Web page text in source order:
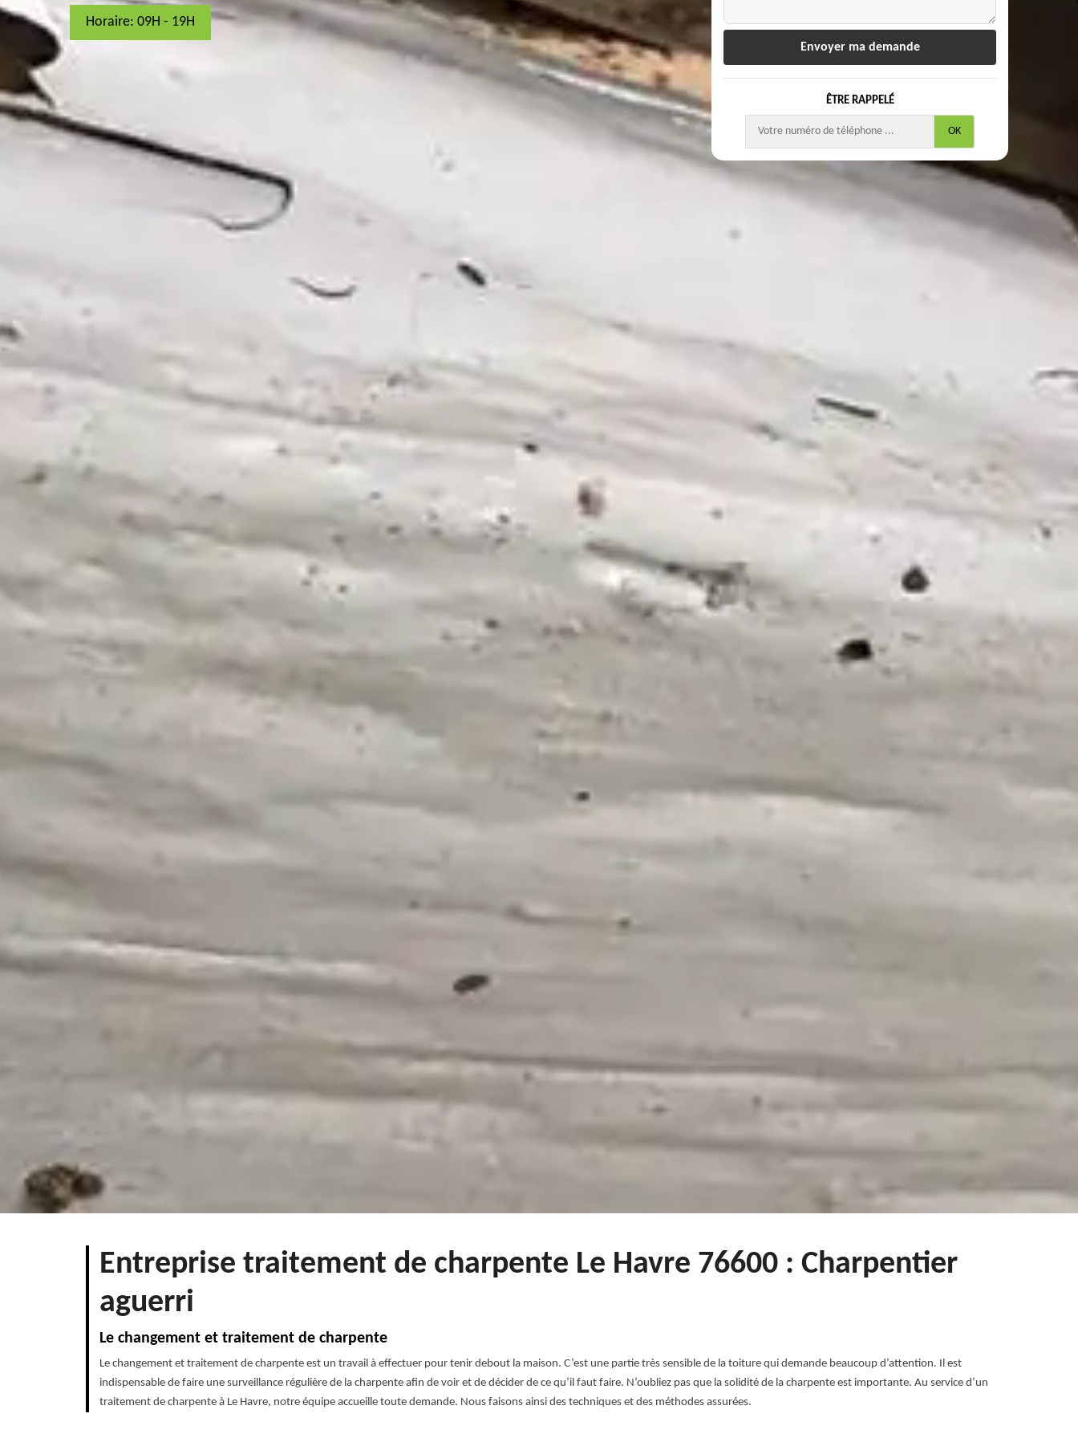
Horaire: 09H - 19H
ÊTRE RAPPELÉ
Entreprise traitement de charpente Le Havre 76600 : Charpentier
aguerri
Le changement et traitement de charpente
Le changement et traitement de charpente est un travail à effectuer pour tenir debout la maison. C’est une partie très sensible de la toiture qui demande beaucoup d’attention. Il est
indispensable de faire une surveillance régulière de la charpente afin de voir et de décider de ce qu’il faut faire. N’oubliez pas que la solidité de la charpente est importante. Au service d’un
traitement de charpente à Le Havre, notre équipe accueille toute demande. Nous faisons ainsi des techniques et des méthodes assurées.